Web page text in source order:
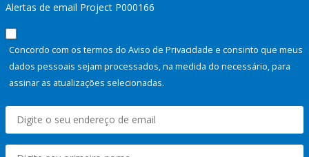
Alertas de email Project P000166
Concordo com os termos do Aviso de Privacidade e consinto que meus
dados pessoais sejam processados, na medida do necessário, para
assinar as atualizações selecionadas.